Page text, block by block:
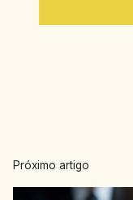
Próximo artigo